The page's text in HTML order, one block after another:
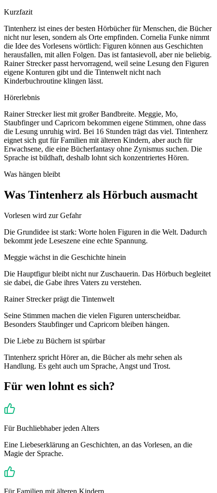
Kurzfazit
Tintenherz ist eines der besten Hörbücher für Menschen, die Bücher
nicht nur lesen, sondern als Orte empfinden. Cornelia Funke nimmt
die Idee des Vorlesens wörtlich: Figuren können aus Geschichten
herausfallen, mit allen Folgen. Das ist fantasievoll, aber nie beliebig.
Rainer Strecker passt hervorragend, weil seine Lesung den Figuren
eigene Konturen gibt und die Tintenwelt nicht nach
Kinderbuchroutine klingen lässt.
Hörerlebnis
Rainer Strecker liest mit großer Bandbreite. Meggie, Mo,
Staubfinger und Capricorn bekommen eigene Stimmen, ohne dass
die Lesung unruhig wird. Bei 16 Stunden trägt das viel. Tintenherz
eignet sich gut für Familien mit älteren Kindern, aber auch für
Erwachsene, die eine Bücherfantasy ohne Zynismus suchen. Die
Sprache ist bildhaft, deshalb lohnt sich konzentriertes Hören.
Was hängen bleibt
Was Tintenherz als Hörbuch ausmacht
Vorlesen wird zur Gefahr
Die Grundidee ist stark: Worte holen Figuren in die Welt. Dadurch
bekommt jede Leseszene eine echte Spannung.
Meggie wächst in die Geschichte hinein
Die Hauptfigur bleibt nicht nur Zuschauerin. Das Hörbuch begleitet
sie dabei, die Gabe ihres Vaters zu verstehen.
Rainer Strecker prägt die Tintenwelt
Seine Stimmen machen die vielen Figuren unterscheidbar.
Besonders Staubfinger und Capricorn bleiben hängen.
Die Liebe zu Büchern ist spürbar
Tintenherz spricht Hörer an, die Bücher als mehr sehen als
Handlung. Es geht auch um Sprache, Angst und Trost.
Für wen lohnt es sich?
Für Buchliebhaber jeden Alters
Eine Liebeserklärung an Geschichten, an das Vorlesen, an die
Magie der Sprache.